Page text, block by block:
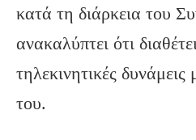
κατά τη διάρκεια του
ανακαλύπτει ότι διαθέτει
τηλεκινητικές
του.